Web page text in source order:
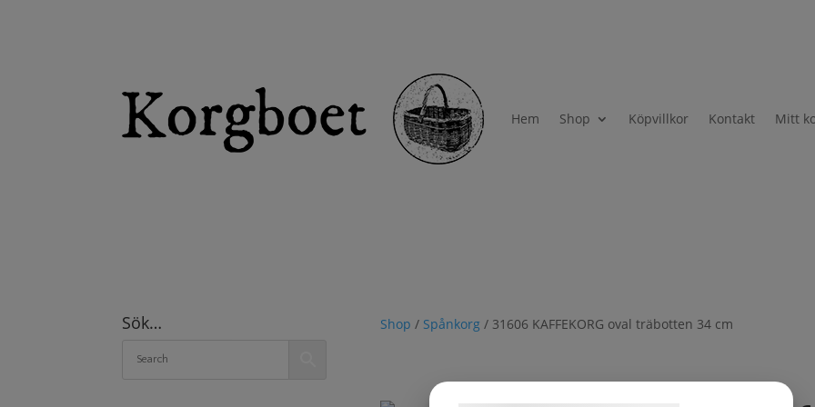
Hem Shop Köpvillkor Kontakt Mitt
Sök… Shop / Spånkorg/ 31606 KAFFEKORG oval träbotten 34 cm